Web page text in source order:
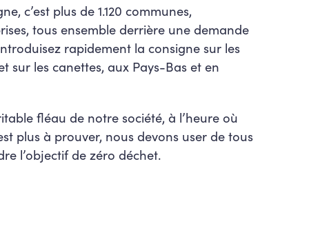
c’est plus de 1.120 communes,
tous ensemble derrière une demande
rapidement la consigne sur les
sur les canettes, aux Pays-Bas et en
fléau de notre société, à l’heure où
plus à prouver, nous devons user de tous
l’objectif de zéro déchet.